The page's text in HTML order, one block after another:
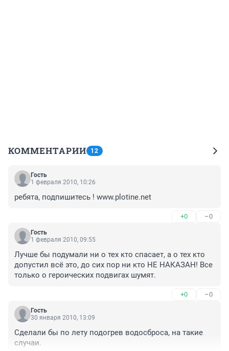
КОММЕНТАРИИ 12
Гость
1 февраля 2010, 10:26
ребята, подпишитесь ! www.plotine.net
+0 –0
Гость
1 февраля 2010, 09:55
Лучше бы подумали ни о тех кто спасает, а о тех кто
допустил всё это, до сих пор ни кто НЕ НАКАЗАН! Все
+0 –0
Гость
30 января 2010, 13:09
Сделали бы по лету подогрев водосброса, на такие
случаи.